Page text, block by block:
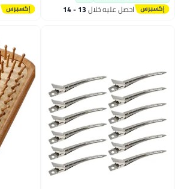
احصل عليه خلال 13 - 14
اغسطس